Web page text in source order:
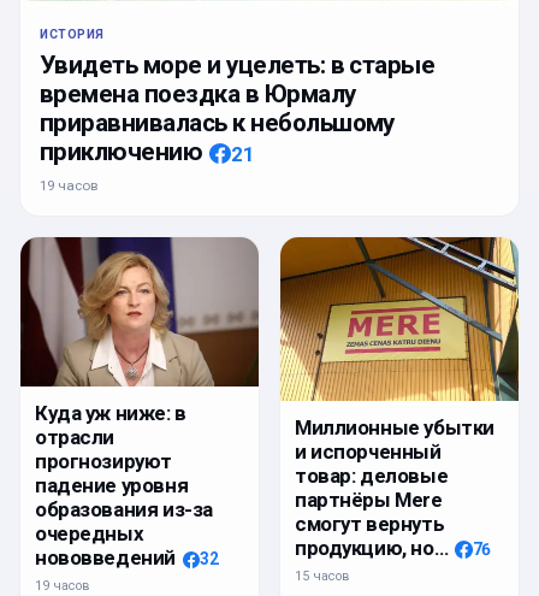
ИСТОРИЯ
Увидеть море и уцелеть: в старые
времена поездка в Юрмалу
приравнивалась к небольшому
приключению
21
19 часов
Куда уж ниже: в
отрасли
прогнозируют
падение уровня
образования из-за
очередных
нововведений
32
19 часов
Миллионные убытки
и испорченный
товар: деловые
партнёры Mere
смогут вернуть
продукцию, но…
76
15 часов